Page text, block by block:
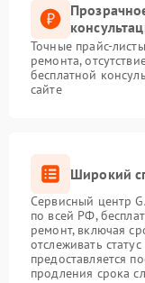
Точные прайс-
ремонта,
бесплатной
сайте
Широкий
Сервисный центр
по всей РФ,
ремонт, включая
отслеживать
предоставляется
продления срока